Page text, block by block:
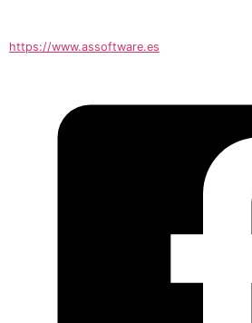
https://www.assoftware.es